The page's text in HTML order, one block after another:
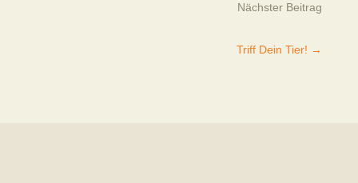
Nächster Beitrag
Triff Dein Tier! →